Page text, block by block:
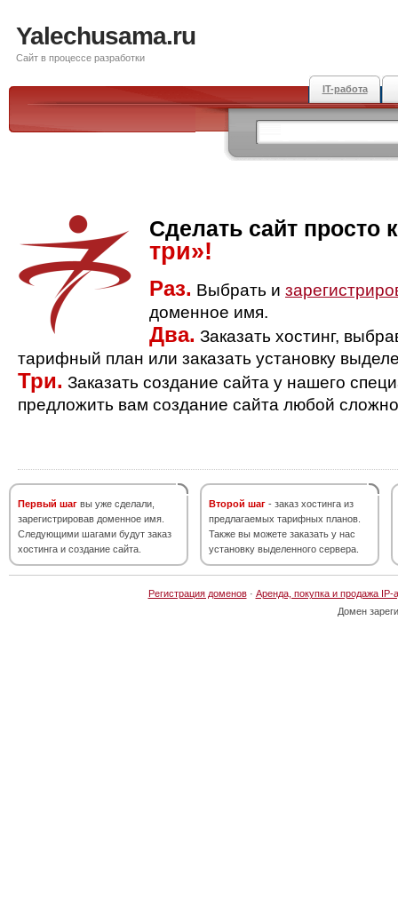
Yalechusama.ru
Сайт в процессе разработки
IT-работа
Сделать сайт просто
три»!
Раз. Выбрать и
доменное имя.
Два. Заказать хостинг,
тарифный план или заказать установку
Три. Заказать создание сайта у нашего
предложить вам создание сайта любой
Первый шаг вы уже сделали,
зарегистрировав доменное имя.
Следующими шагами будут заказ
хостинга и создание сайта.
Второй шаг - заказ хостинга из
предлагаемых тарифных планов.
Также вы можете заказать у нас
установку выделенного сервера.
Регистрация доменов· Аренда, покупка и продажа IP-
Домен